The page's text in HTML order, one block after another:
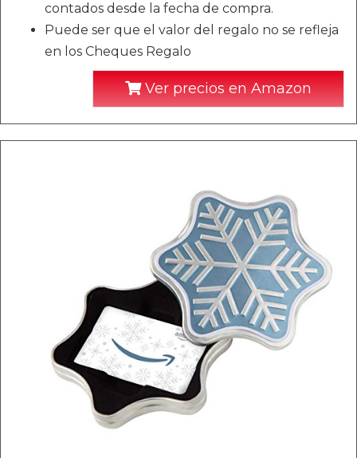
contados desde la fecha de compra.
Puede ser que el valor del regalo no se refleja
en los Cheques Regalo
Ver precios en Amazon